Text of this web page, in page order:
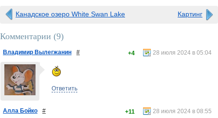
Канадское озеро White Swan Lake Картинг
Комментарии (9)
Владимир Вылегжанин # 28 июля 2024 в 05:04
+4
Ответить
Алла Бойко # 28 июля 2024 в 08:55
+11